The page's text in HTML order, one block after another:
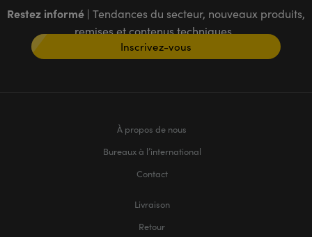
Restez informé | Tendances du secteur, nouveaux produits,
remises et contenus techniques
Inscrivez-vous
À propos de nous
Bureaux à l’international
Contact
Livraison
Retour